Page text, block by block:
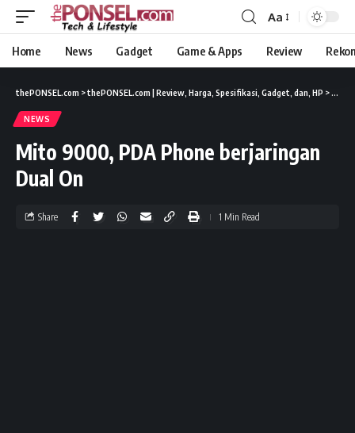
Aa
Home News Gadget Game & Apps Review
thePONSEL.com >thePONSEL.com | Review, Harga, Spesifikasi, Gadget, dan, HP > News
NEWS
Mito 9000, PDA Phone berjaringan
Dual On
Share 1 Min Read